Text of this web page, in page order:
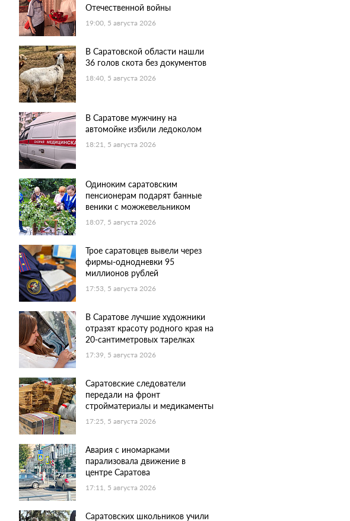
Отечественной войны
19:00, 5 августа 2026
В Саратовской области нашли
36 голов скота без документов
18:40, 5 августа 2026
В Саратове мужчину на
автомойке избили ледоколом
18:21, 5 августа 2026
Одиноким саратовским
пенсионерам подарят банные
веники с можжевельником
18:07, 5 августа 2026
Трое саратовцев вывели через
фирмы-однодневки 95
миллионов рублей
17:53, 5 августа 2026
В Саратове лучшие художники
отразят красоту родного края на
20-сантиметровых тарелках
17:39, 5 августа 2026
Саратовские следователи
передали на фронт
стройматериалы и медикаменты
17:25, 5 августа 2026
Авария с иномарками
парализовала движение в
центре Саратова
17:11, 5 августа 2026
Саратовских школьников учили